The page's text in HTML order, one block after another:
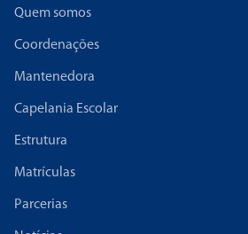
Quem somos
Coordenações
Mantenedora
Capelania Escolar
Estrutura
Matrículas
Parcerias